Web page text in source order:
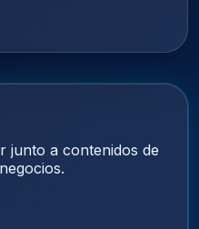
junto a contenidos de